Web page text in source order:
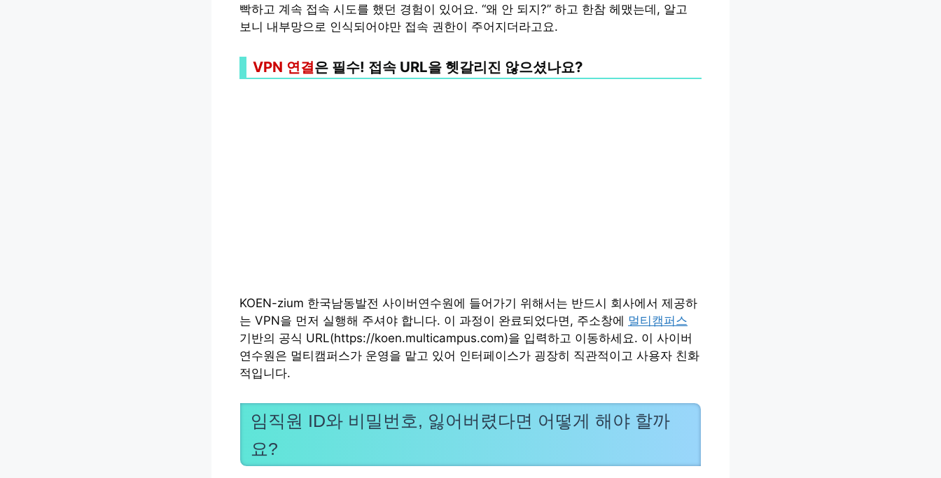
빡하고 계속 접속 시도를 했던 경험이 있어요. “왜 안 되지?” 하고 한참 헤맸는데, 알고
보니 내부망으로 인식되어야만 접속 권한이 주어지더라고요.
VPN 연결은 필수! 접속 URL을 헷갈리진 않으셨나요?
KOEN-zium 한국남동발전 사이버연수원에 들어가기 위해서는 반드시 회사에서 제공하
는 VPN을 먼저 실행해 주셔야 합니다. 이 과정이 완료되었다면, 주소창에 멀티캠퍼스
기반의 공식 URL(https://koen.multicampus.com)을 입력하고 이동하세요. 이 사이버
연수원은 멀티캠퍼스가 운영을 맡고 있어 인터페이스가 굉장히 직관적이고 사용자 친화
적입니다.
임직원 ID와 비밀번호, 잃어버렸다면 어떻게 해야 할까
요?